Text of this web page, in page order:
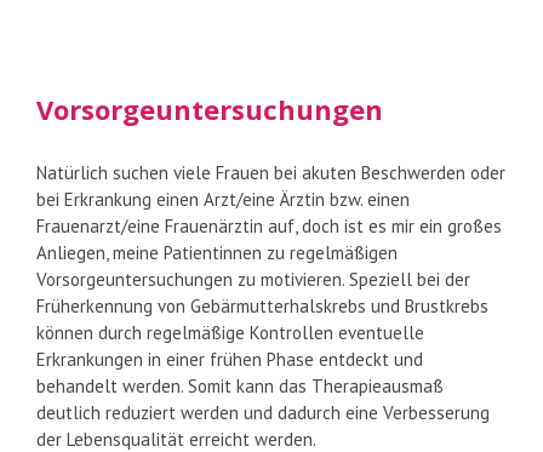
Vorsorgeuntersuchungen
Natürlich suchen viele Frauen bei akuten Beschwerden oder
bei Erkrankung einen Arzt/eine Ärztin bzw. einen
Frauenarzt/eine Frauenärztin auf, doch ist es mir ein großes
Anliegen, meine Patientinnen zu regelmäßigen
Vorsorgeuntersuchungen zu motivieren. Speziell bei der
Früherkennung von Gebärmutterhalskrebs und Brustkrebs
können durch regelmäßige Kontrollen eventuelle
Erkrankungen in einer frühen Phase entdeckt und
behandelt werden. Somit kann das Therapieausmaß
deutlich reduziert werden und dadurch eine Verbesserung
der Lebensqualität erreicht werden.